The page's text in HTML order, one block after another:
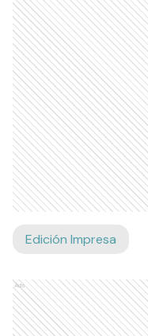
Edición Impresa
Ads